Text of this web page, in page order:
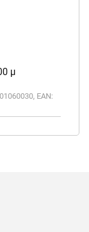
µ
, EAN: